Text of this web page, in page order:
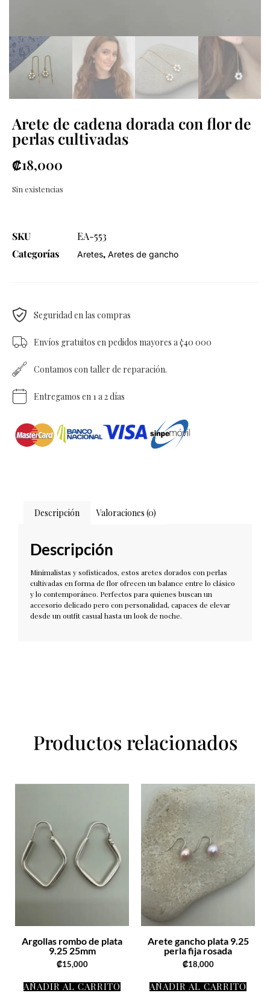
Arete de cadena dorada con flor de
perlas cultivadas
₡18,000
Sin existencias
SKU
EA-553
Categorías
Aretes, Aretes de gancho
Seguridad en las compras
Envíos gratuitos en pedidos mayores a ¢40 000
Contamos con taller de reparación.
Entregamos en 1 a 2 días
Descripción Valoraciones (0)
Descripción
Minimalistas y sofisticados, estos aretes dorados con perlas
cultivadas en forma de flor ofrecen un balance entre lo clásico
y lo contemporáneo. Perfectos para quienes buscan un
accesorio delicado pero con personalidad, capaces de elevar
desde un outfit casual hasta un look de noche.
Productos relacionados
Argollas rombo de plata
9.25 25mm
₡15,000
AÑADIR AL CARRITO
Arete gancho plata 9.25
perla fija rosada
₡18,000
AÑADIR AL CARRITO